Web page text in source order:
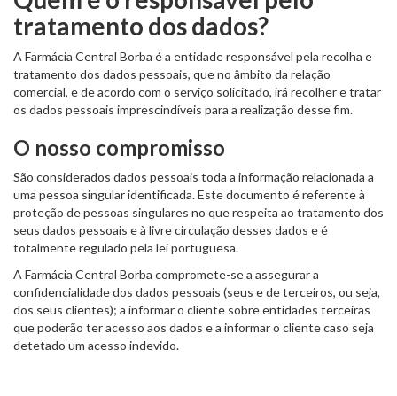
tratamento dos dados?
A Farmácia Central Borba é a entidade responsável pela recolha e
tratamento dos dados pessoais, que no âmbito da relação
comercial, e de acordo com o serviço solicitado, irá recolher e tratar
os dados pessoais imprescindíveis para a realização desse fim.
O nosso compromisso
São considerados dados pessoais toda a informação relacionada a
uma pessoa singular identificada. Este documento é referente à
proteção de pessoas singulares no que respeita ao tratamento dos
seus dados pessoais e à livre circulação desses dados e é
totalmente regulado pela lei portuguesa.
A Farmácia Central Borba compromete-se a assegurar a
confidencialidade dos dados pessoais (seus e de terceiros, ou seja,
dos seus clientes); a informar o cliente sobre entidades terceiras
que poderão ter acesso aos dados e a informar o cliente caso seja
detetado um acesso indevido.